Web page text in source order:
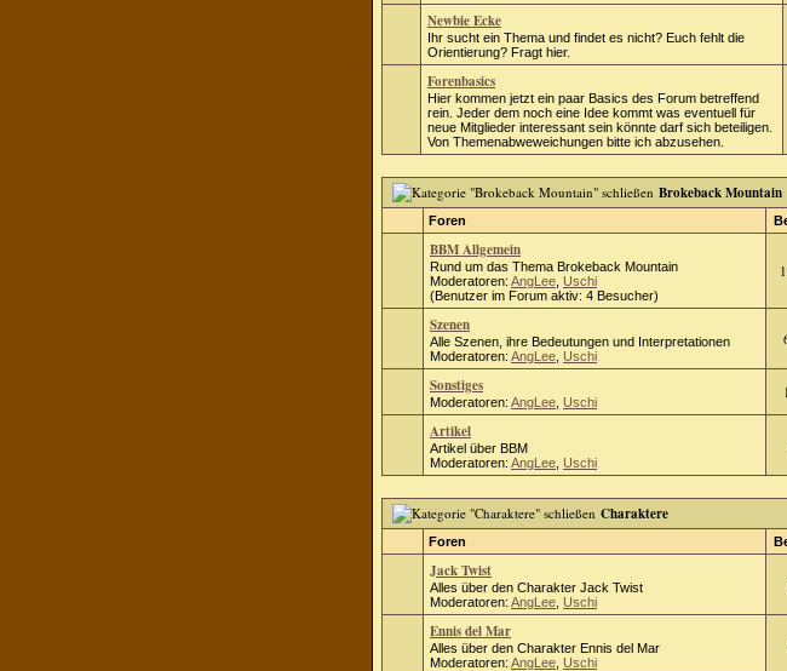
Newbie Ecke
Ihr sucht ein Thema und findet es nicht? Euch fehlt die
Orientierung? Fragt hier.
Forenbasics
Hier kommen jetzt ein paar Basics des Forum betreffend
rein. Jeder dem noch eine Idee kommt was eventuell für
neue Mitglieder interessant sein könnte darf sich beteiligen.
Von Themenabweweichungen bitte ich abzusehen.
Brokeback Mountain
Foren
BBM Allgemein
Rund um das Thema Brokeback Mountain
Moderatoren: AngLee Uschi
(Benutzer im Forum aktiv: 4 Besucher)
Szenen
Alle Szenen, ihre Bedeutungen und Interpretationen
Moderatoren: AngLee Uschi
Sonstiges
Moderatoren: AngLee Uschi
Artikel
Artikel über BBM
Moderatoren: AngLee Uschi
Charaktere
Foren
Jack Twist
Alles über den Charakter Jack Twist
Moderatoren: AngLee Uschi
Ennis del Mar
Alles über den Charakter Ennis del Mar
Moderatoren: AngLee Uschi